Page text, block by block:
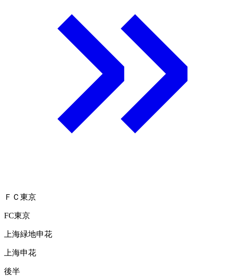
ＦＣ東京
FC東京
上海緑地申花
上海申花
後半